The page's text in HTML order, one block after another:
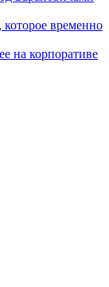
временно
на корпоративе